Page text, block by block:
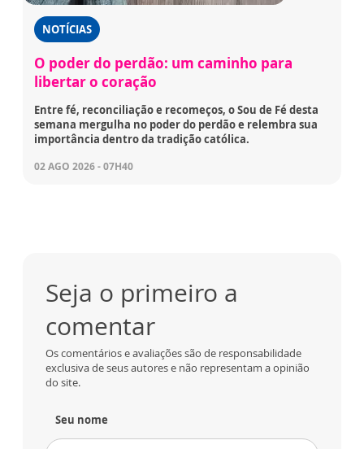
NOTÍCIAS
O poder do perdão: um caminho para
libertar o coração
Entre fé, reconciliação e recomeços, o Sou de Fé desta
semana mergulha no poder do perdão e relembra sua
importância dentro da tradição católica.
02 AGO 2026 - 07H40
Seja o primeiro a
comentar
Os comentários e avaliações são de responsabilidade
exclusiva de seus autores e não representam a opinião
do site.
Seu nome